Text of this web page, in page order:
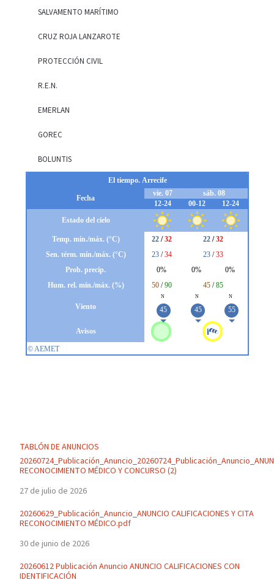
SALVAMENTO MARÍTIMO
CRUZ ROJA LANZAROTE
PROTECCIÓN CIVIL
R.E.N.
EMERLAN
GOREC
BOLUNTIS
TABLÓN DE ANUNCIOS
RECONOCIMIENTO MÉDICO Y CONCURSO (2)
27 de julio de 2026
20260629_Publicación_Anuncio_ANUNCIO CALIFICACIONES Y CITA
RECONOCIMIENTO MÉDICO.pdf
30 de junio de 2026
20260612 Publicación Anuncio ANUNCIO CALIFICACIONES CON
IDENTIFICACIÓN